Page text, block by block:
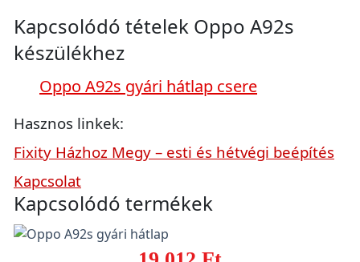
Kapcsolódó tételek Oppo A92s
készülékhez
Oppo A92s gyári hátlap csere
Hasznos linkek:
Fixity Házhoz Megy – esti és hétvégi beépítés
Kapcsolat
Kapcsolódó termékek